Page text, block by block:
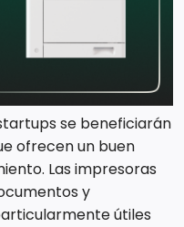
se beneficiarán
ofrecen un buen
Las impresoras
y
útiles